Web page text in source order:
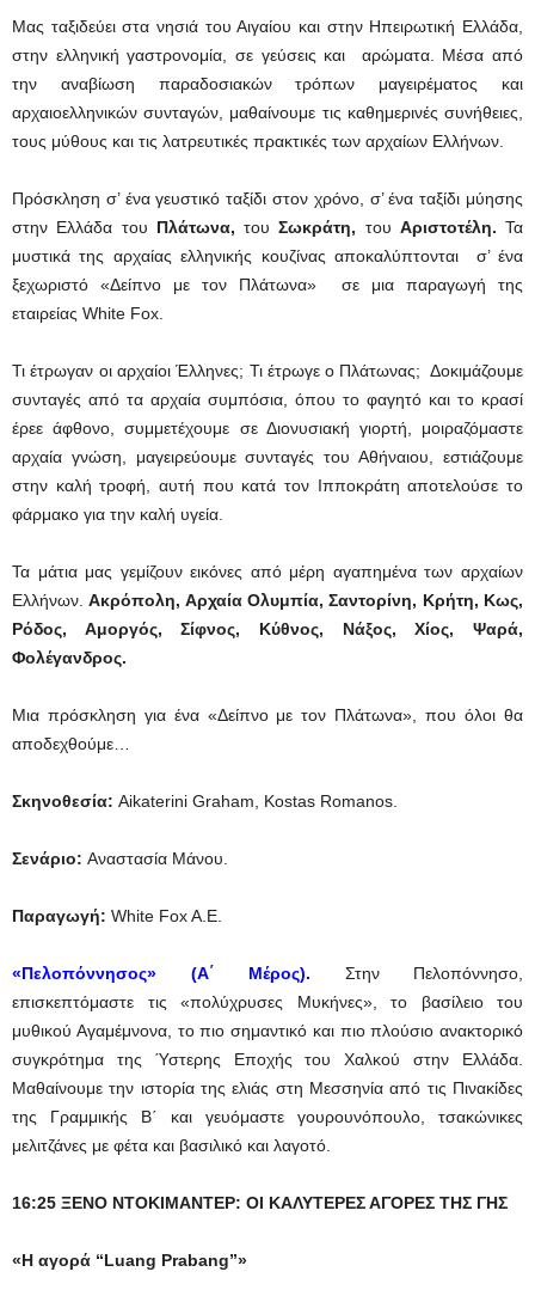
Μας ταξιδεύει στα νησιά του Αιγαίου και στην Ηπειρωτική Ελλάδα,
στην ελληνική γαστρονομία, σε γεύσεις και αρώματα. Μέσα από
την αναβίωση παραδοσιακών τρόπων μαγειρέματος και
αρχαιοελληνικών συνταγών, μαθαίνουμε τις καθημερινές συνήθειες,
τους μύθους και τις λατρευτικές πρακτικές των αρχαίων Ελλήνων.
Πρόσκληση σ’ ένα γευστικό ταξίδι στον χρόνο, σ’ ένα ταξίδι μύησης
στην Ελλάδα του Πλάτωνα, τουΣωκράτη, του Αριστοτέλη. Τα
μυστικά της αρχαίας ελληνικής κουζίνας αποκαλύπτονται σ’ ένα
ξεχωριστό «Δείπνο με τον Πλάτωνα» σε μια παραγωγή της
εταιρείας White Fox.
Τι έτρωγαν οι αρχαίοι Έλληνες; Τι έτρωγε ο Πλάτωνας; Δοκιμάζουμε
συνταγές από τα αρχαία συμπόσια, όπου το φαγητό και το κρασί
έρεε άφθονο, συμμετέχουμε σε Διονυσιακή γιορτή, μοιραζόμαστε
αρχαία γνώση, μαγειρεύουμε συνταγές του Αθήναιου, εστιάζουμε
στην καλή τροφή, αυτή που κατά τον Ιπποκράτη αποτελούσε το
φάρμακο για την καλή υγεία.
Τα μάτια μας γεμίζουν εικόνες από μέρη αγαπημένα των αρχαίων
Ελλήνων.Ακρόπολη, Αρχαία Ολυμπία, Σαντορίνη, Κρήτη, Κως,
Ρόδος, Αμοργός, Σίφνος, Κύθνος, Νάξος, Χίος, Ψαρά,
Φολέγανδρος.
Μια πρόσκληση για ένα «Δείπνο με τον Πλάτωνα», που όλοι θα
αποδεχθούμε…
Σκηνοθεσία: Aikaterini Graham, Kostas Romanos.
Σενάριο: Αναστασία Μάνου.
Παραγωγή: White Fox A.E.
«Πελοπόννησος» (Α΄ Μέρος).
Στην Πελοπόννησο,
επισκεπτόμαστε τις «πολύχρυσες Μυκήνες», το βασίλειο του
μυθικού Αγαμέμνονα, το πιο σημαντικό και πιο πλούσιο ανακτορικό
συγκρότημα της Ύστερης Εποχής του Χαλκού στην Ελλάδα.
Μαθαίνουμε την ιστορία της ελιάς στη Μεσσηνία από τις Πινακίδες
της Γραμμικής Β΄ και γευόμαστε γουρουνόπουλο, τσακώνικες
μελιτζάνες με φέτα και βασιλικό και λαγοτό.
16:25 ΞΕΝΟ ΝΤΟΚΙΜΑΝΤΕΡ: ΟΙ ΚΑΛΥΤΕΡΕΣ ΑΓΟΡΕΣ ΤΗΣ ΓΗΣ
«Η αγορά “Luang Prabang”»